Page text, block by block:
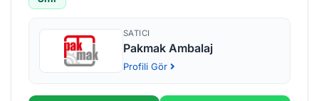
SATICI
Pakmak Ambalaj
Profili Gör